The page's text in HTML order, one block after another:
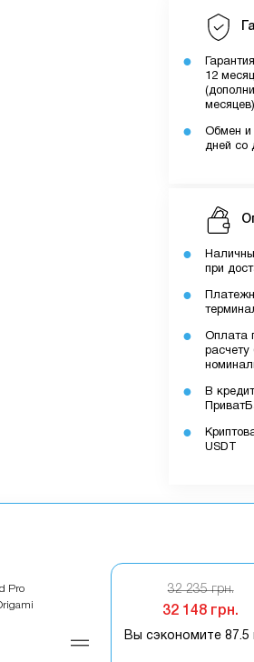
12
месяцев)
Обмен и
дней со
при
Оплата
В
USDT
Pro
32 235 грн.
32 148 грн.
Вы сэкономите87.5